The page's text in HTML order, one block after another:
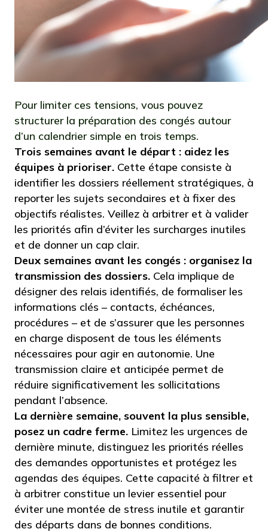
Pour limiter ces tensions, vous pouvez
structurer la préparation des congés autour
d’un calendrier simple en trois temps.
Trois semaines avant le départ : aidez les
équipes à prioriser. Cette étape consiste à
identifier les dossiers réellement stratégiques, à
reporter les sujets secondaires et à fixer des
objectifs réalistes. Veillez à arbitrer et à valider
les priorités afin d’éviter les surcharges inutiles
et de donner un cap clair.
Deux semaines avant les congés : organisez la
transmission des dossiers. Cela implique de
désigner des relais identifiés, de formaliser les
informations clés – contacts, échéances,
procédures – et de s’assurer que les personnes
en charge disposent de tous les éléments
nécessaires pour agir en autonomie. Une
transmission claire et anticipée permet de
réduire significativement les sollicitations
pendant l’absence.
La dernière semaine, souvent la plus sensible,
posez un cadre ferme. Limitez les urgences de
dernière minute, distinguez les priorités réelles
des demandes opportunistes et protégez les
agendas des équipes. Cette capacité à filtrer et
à arbitrer constitue un levier essentiel pour
éviter une montée de stress inutile et garantir
des départs dans de bonnes conditions.